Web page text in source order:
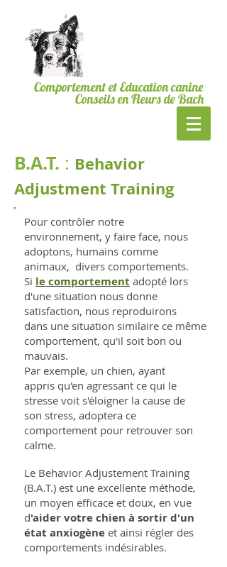
Comportement et Education canine
Conseils en Fleurs de Bach
B.A.T. : Behavior
Adjustment Training
Pour contrôler notre
environnement, y faire face, nous
adoptons, humains comme
animaux, divers comportements.
Si le comportement adopté lors
d'une situation nous donne
satisfaction, nous reproduirons
dans une situation similaire ce même
comportement, qu'il soit bon ou
mauvais.
Par exemple, un chien, ayant
appris qu'en agressant ce qui le
stresse voit s'éloigner la cause de
son stress, adoptera ce
comportement pour retrouver son
calme.
Le Behavior Adjustement Training
(B.A.T.) est une excellente méthode,
un moyen efficace et doux, en vue
d'aider votre chien à sortir d'un
état anxiogène et ainsi régler des
comportements indésirables.